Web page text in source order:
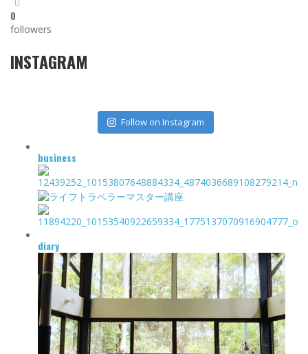
0
followers
INSTAGRAM
Follow on Instagram
business
diary